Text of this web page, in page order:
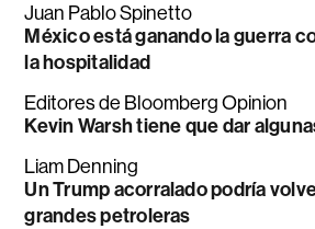
Juan Pablo Spinetto
México está ganando la guerra
la hospitalidad
Editores de Bloomberg Opinion
Kevin Warsh tiene que dar
Liam Denning
Un Trump acorralado podría
grandes petroleras